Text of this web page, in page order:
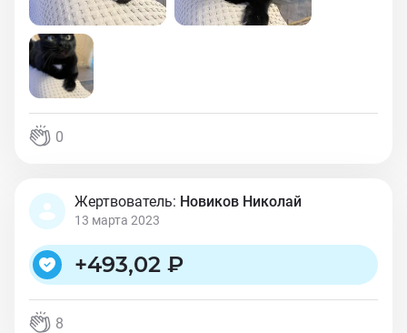
0
Жертвователь: Новиков Николай
13 марта 2023
+493,02 ₽
8